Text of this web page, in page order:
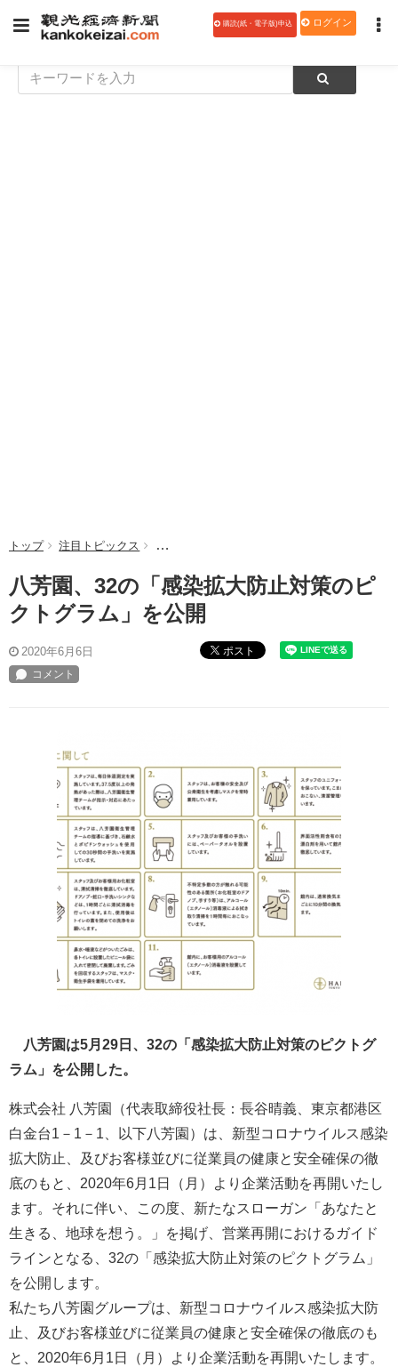
購読(紙・電子版)申込 ログイン
トップ 注目トピックス 八芳園、32の「感染拡大防止対策のピクトグ
八芳園、32の「感染拡大防止対策のピ
クトグラム」を公開
2020年6月6日 ポスト
八芳園は5月29日、32の「感染拡大防止対策のピクトグ
ラム」を公開した。
​株式会社 八芳園（代表取締役社⻑：長谷晴義、東京都港区
白金台1－1－1、以下八芳園）は、新型コロナウイルス感染
拡大防止、及びお客様並びに従業員の健康と安全確保の徹
底のもと、2020年6月1日（月）より企業活動を再開いたし
ます。それに伴い、この度、新たなスローガン「あなたと
生きる、地球を想う。」を掲げ、営業再開におけるガイド
ラインとなる、32の「感染拡大防止対策のピクトグラム」
を公開します。
私たち八芳園グループは、新型コロナウイルス感染拡大防
止、及びお客様並びに従業員の健康と安全確保の徹底のも
と、2020年6月1日（月）より企業活動を再開いたします。